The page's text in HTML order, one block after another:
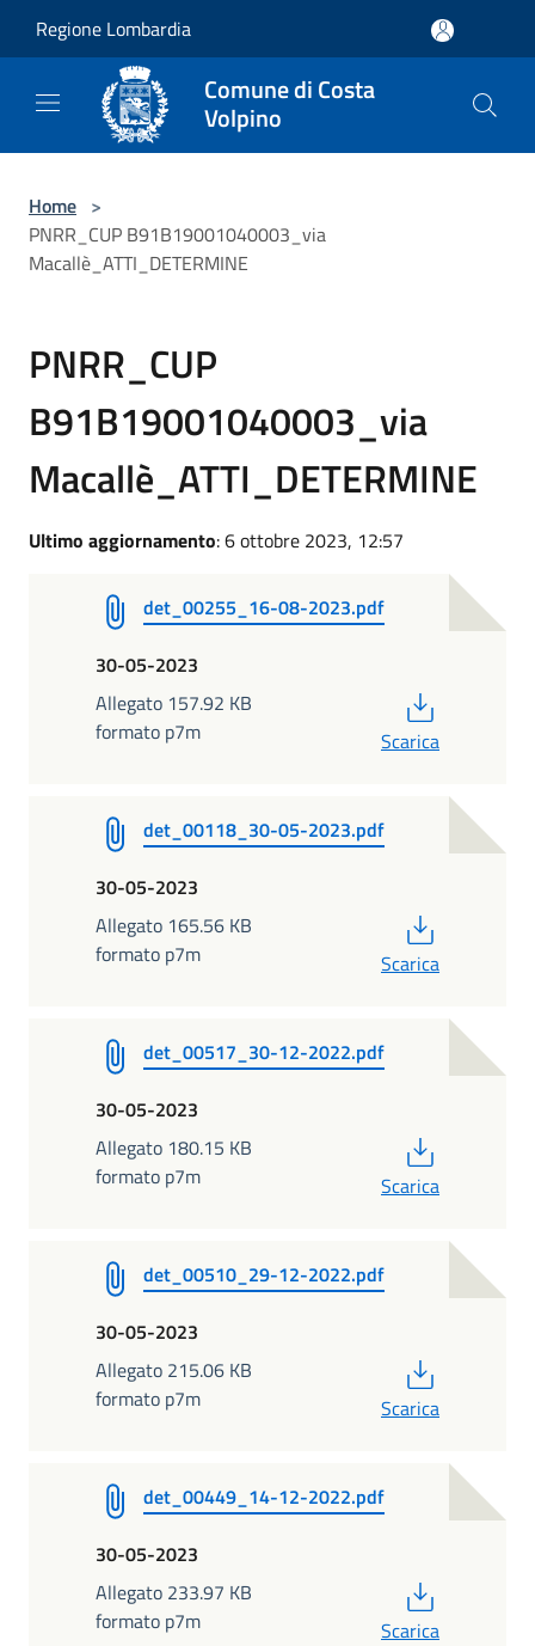
Regione Lombardia
Comune di Costa
Volpino
Home >
PNRR_CUP B91B19001040003_via
Macallè_ATTI_DETERMINE
PNRR_CUP
B91B19001040003_via
Macallè_ATTI_DETERMINE
Ultimo aggiornamento: 6 ottobre 2023, 12:57
det_00255_16-08-2023.pdf
30-05-2023
Allegato 157.92 KB
formato p7m
Scarica
det_00118_30-05-2023.pdf
30-05-2023
Allegato 165.56 KB
formato p7m
Scarica
det_00517_30-12-2022.pdf
30-05-2023
Allegato 180.15 KB
formato p7m
Scarica
det_00510_29-12-2022.pdf
30-05-2023
Allegato 215.06 KB
formato p7m
Scarica
det_00449_14-12-2022.pdf
30-05-2023
Allegato 233.97 KB
formato p7m
Scarica